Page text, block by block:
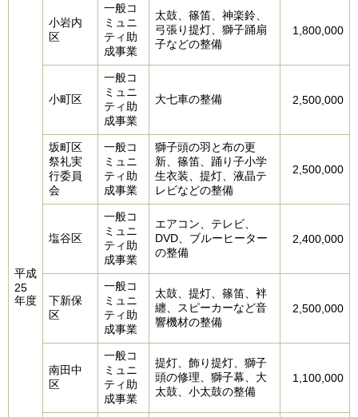
平成
25
年度
小岩内
区
一般コ
ミュニ
ティ助
成事業
太鼓、篠笛、神楽鈴、
弓張り提灯、獅子踊扇
子などの整備
1,800,000
小町区
一般コ
ミュニ
ティ助
成事業
大七車の整備 2,500,000
坂町区
祭礼実
行委員
会
一般コ
ミュニ
ティ助
成事業
獅子頭の羽と布の更
新、篠笛、踊り子小学
生衣装、提灯、液晶テ
レビなどの整備
2,500,000
塩谷区
一般コ
ミュニ
ティ助
成事業
エアコン、テレビ、
DVD、ブルーヒーター
の整備
2,400,000
下新保
区
一般コ
ミュニ
ティ助
成事業
太鼓、提灯、篠笛、袢
纏、スピーカーなど音
響機材の整備
2,500,000
南田中
区
一般コ
ミュニ
ティ助
成事業
提灯、飾り提灯、獅子
頭の修理、獅子幕、大
太鼓、小太鼓の整備
1,100,000